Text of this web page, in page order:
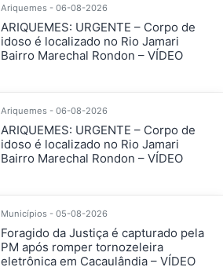
Ariquemes - 06-08-2026
ARIQUEMES: URGENTE – Corpo de
idoso é localizado no Rio Jamari
Bairro Marechal Rondon – VÍDEO
Ariquemes - 06-08-2026
ARIQUEMES: URGENTE – Corpo de
idoso é localizado no Rio Jamari
Bairro Marechal Rondon – VÍDEO
Municípios - 05-08-2026
Foragido da Justiça é capturado pela
PM após romper tornozeleira
eletrônica em Cacaulândia – VÍDEO